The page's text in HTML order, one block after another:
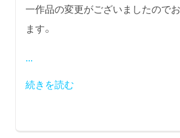
一作品の変更がございましたので
ます。
...
続きを読む